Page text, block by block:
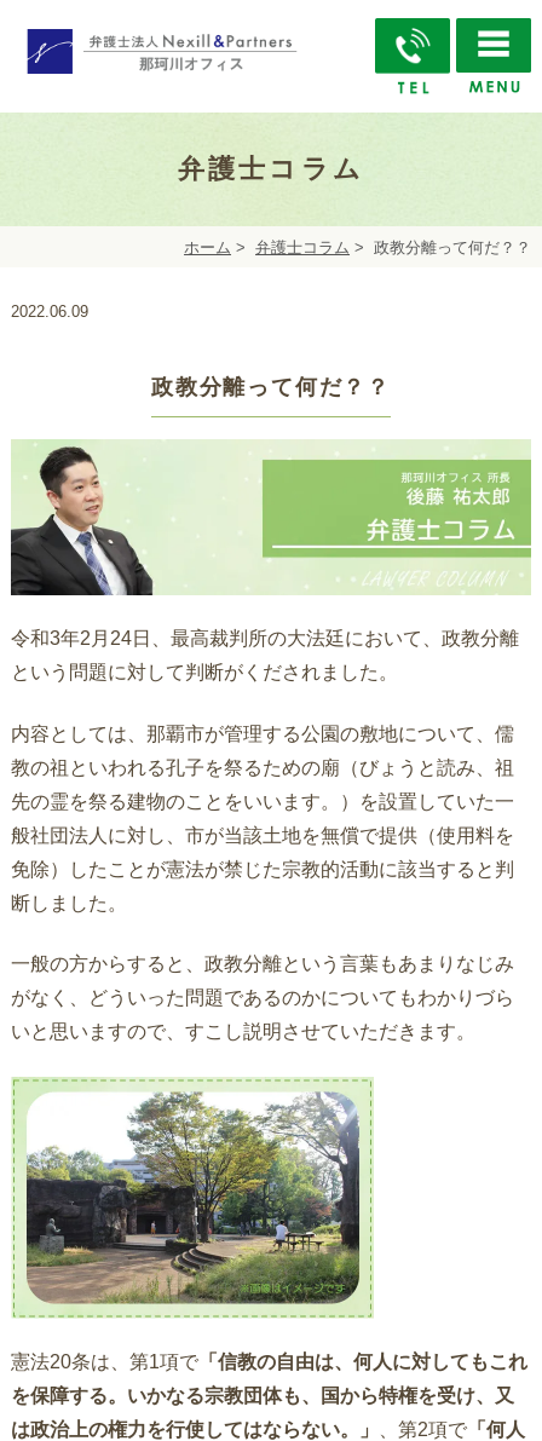
弁護士コラム
ホーム > 弁護士コラム > 政教分離って何だ？？
2022.06.09
政教分離って何だ？？
令和3年2月24日、最高裁判所の大法廷において、政教分離
という問題に対して判断がくだされました。
内容としては、那覇市が管理する公園の敷地について、儒
教の祖といわれる孔子を祭るための廟（びょうと読み、祖
先の霊を祭る建物のことをいいます。）を設置していた一
般社団法人に対し、市が当該土地を無償で提供（使用料を
免除）したことが憲法が禁じた宗教的活動に該当すると判
断しました。
一般の方からすると、政教分離という言葉もあまりなじみ
がなく、どういった問題であるのかについてもわかりづら
いと思いますので、すこし説明させていただきます。
憲法20条は、第1項で「信教の自由は、何人に対してもこれ
を保障する。いかなる宗教団体も、国から特権を受け、又
は政治上の権力を行使してはならない。」
、第2項で「何人